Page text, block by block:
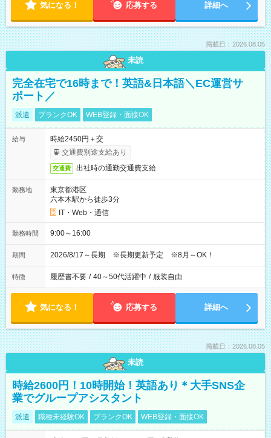
気になる！ 応募する 詳細へ
掲載日：2026.08.05
未読
完全在宅で16時まで！英語&日本語＼EC運営サ
ポート／
派遣 ブランクOK WEB登録・面接OK
給与
時給2450円＋交
交通費別途支給あり
交通費 出社時の通勤交通費支給
勤務地
東京都港区
六本木駅から徒歩3分
IT・Web・通信
勤務時間 9:00～16:00
期間 2026/8/17～長期 ※長期更新予定 ※8月～OK！
特徴 履歴書不要 / 40～50代活躍中 / 服装自由
気になる！ 応募する 詳細へ
掲載日：2026.08.05
未読
時給2600円！10時開始！英語あり＊大手SNS企
業でグループアシスタント
派遣 職種未経験OK ブランクOK WEB登録・面接OK